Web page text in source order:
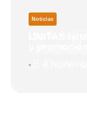
Noticias
•